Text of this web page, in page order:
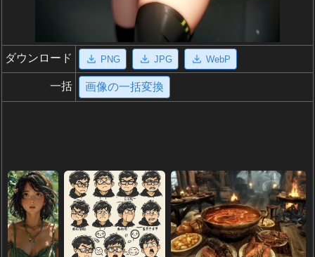
ダウンロード PNG JPG WebP
一括 画像の一括変換